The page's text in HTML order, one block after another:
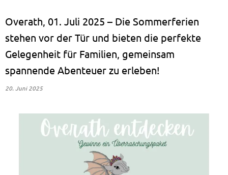
Overath, 01. Juli 2025 – Die Sommerferien
stehen vor der Tür und bieten die perfekte
Gelegenheit für Familien, gemeinsam
spannende Abenteuer zu erleben!
20. Juni 2025